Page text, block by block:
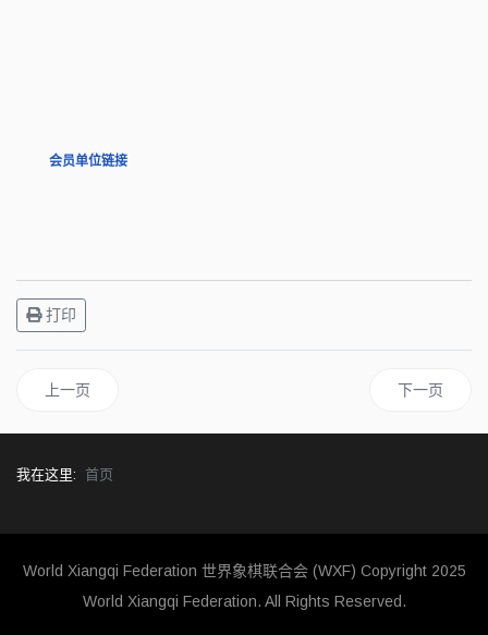
会员单位链接
打印
上一篇文章: 德国象棋协会简介
上一页 下一篇文章:
下一页
我在这里: 首页
World Xiangqi Federation 世界象棋联合会 (WXF) Copyright 2025
World Xiangqi Federation. All Rights Reserved.